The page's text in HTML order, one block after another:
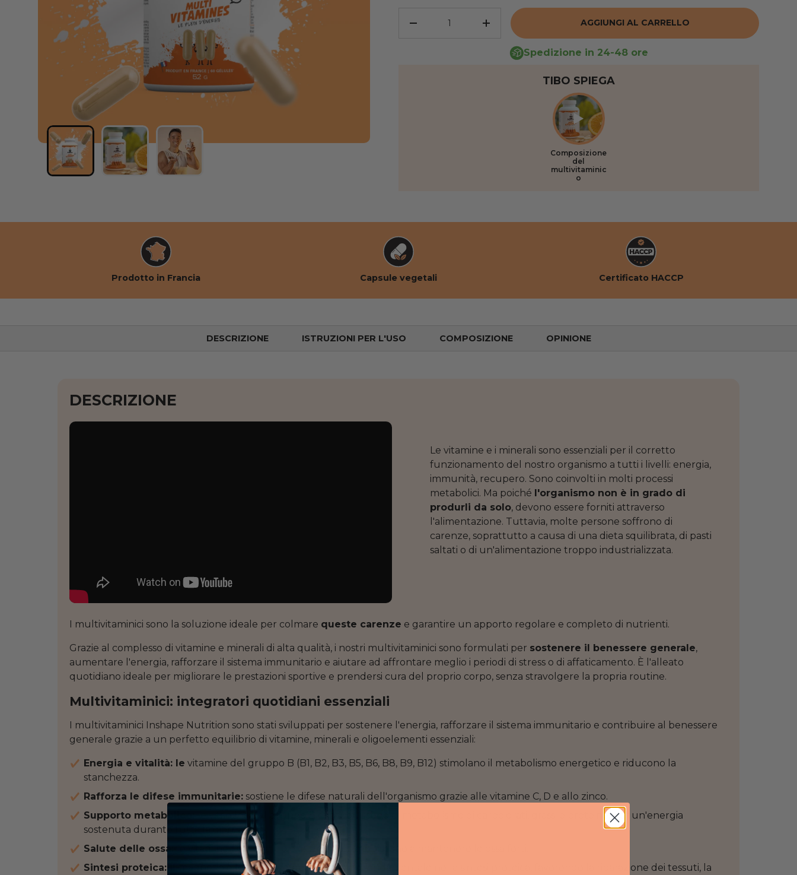
Caricare l'immagine 1 nella vista galleria
RIDURRE LA QUANTITÀAUMENTARE LA QUANTITÀAGGIUNGI AL CARRELLO
Spedizione in 24-48 ore
TIBO SPIEGA
Composizione
del
multivitaminic
o
Prodotto in Francia Capsule vegetali Certificato HACCP
DESCRIZIONE ISTRUZIONI PER L'USO COMPOSIZIONE OPINIONE
DESCRIZIONE
Le vitamine e i minerali sono essenziali per il corretto
funzionamento del nostro organismo a tutti i livelli: energia,
immunità, recupero. Sono coinvolti in molti processi
metabolici. Ma poiché l'organismo non è in grado di
produrli da solo, devono essere forniti attraverso
l'alimentazione. Tuttavia, molte persone soffrono di
carenze, soprattutto a causa di una dieta squilibrata, di pasti
saltati o di un'alimentazione troppo industrializzata.
I multivitaminici sono la soluzione ideale per colmare queste carenze e garantire un apporto regolare e completo di nutrienti.
Grazie al complesso di vitamine e minerali di alta qualità, i nostri multivitaminici sono formulati per sostenere il benessere generale,
aumentare l'energia, rafforzare il sistema immunitario e aiutare ad affrontare meglio i periodi di stress o di affaticamento. È l'alleato
quotidiano ideale per migliorare le prestazioni sportive e prendersi cura del proprio corpo, senza stravolgere la propria routine.
Multivitaminici: integratori quotidiani essenziali
I multivitaminici Inshape Nutrition sono stati sviluppati per sostenere l'energia, rafforzare il sistema immunitario e contribuire al benessere
generale grazie a un perfetto equilibrio di vitamine, minerali e oligoelementi essenziali:
Energia e vitalità: le vitamine del gruppo B (B1, B2, B3, B5, B6, B8, B9, B12) stimolano il metabolismo energetico e riducono la
stanchezza.
Rafforza le difese immunitarie: sostiene le difese naturali dell'organismo grazie alle vitamine C, D e allo zinco.
Supporto metabolico:
le vitamine del gruppo B contribuiscono al metabolismo di carboidrati, grassi e proteine, per un'energia
sostenuta durante tutta la giornata.
Salute delle ossa:
le vitamine D, K, il calcio e lo zinco contribuiscono a mantenere le ossa forti.
Sintesi proteica: il
magnesio e lo zinco svolgono un ruolo fondamentale nella sintesi proteica, favorendo la riparazione dei tessuti, la